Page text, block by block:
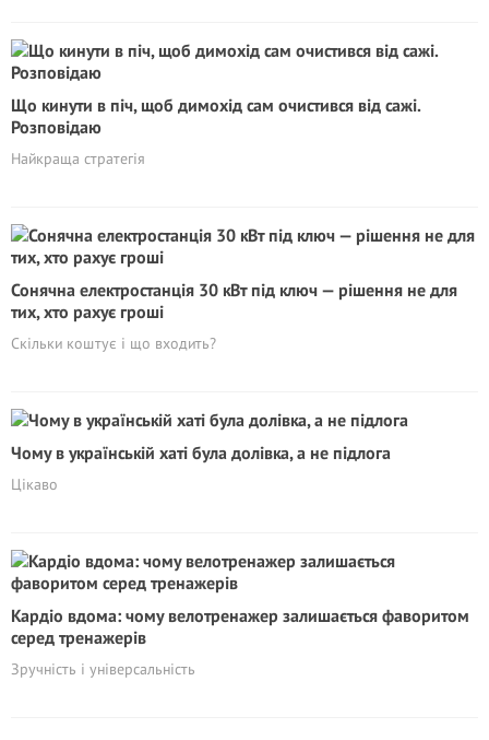
Що кинути в піч, щоб димохід сам очистився від сажі.
Розповідаю
Найкраща стратегія
Сонячна електростанція 30 кВт під ключ — рішення не для
тих, хто рахує гроші
Скільки коштує і що входить?
Чому в українській хаті була долівка, а не підлога
Цікаво
Кардіо вдома: чому велотренажер залишається фаворитом
серед тренажерів
Зручність і універсальність